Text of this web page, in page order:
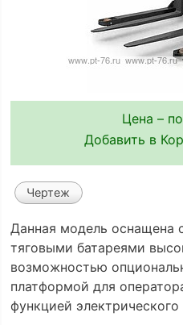
Цена –
Добавить в
Чертеж
Данная модель оснащена
тяговыми батареями
возможностью
платформой для
функцией электрического